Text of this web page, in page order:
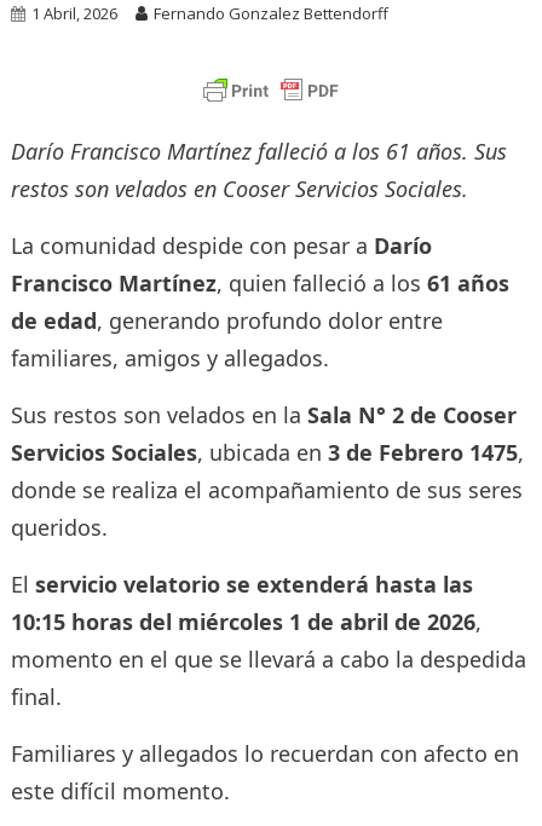
1 Abril, 2026 Fernando Gonzalez Bettendorff
Darío Francisco Martínez falleció a los 61 años. Sus
restos son velados en Cooser Servicios Sociales.
La comunidad despide con pesar a Darío
Francisco Martínez, quien falleció a los 61 años
de edad, generando profundo dolor entre
familiares, amigos y allegados.
Sus restos son velados en la Sala N° 2 de Cooser
Servicios Sociales, ubicada en 3 de Febrero 1475,
donde se realiza el acompañamiento de sus seres
queridos.
El servicio velatorio se extenderá hasta las
10:15 horas del miércoles 1 de abril de 2026,
momento en el que se llevará a cabo la despedida
final.
Familiares y allegados lo recuerdan con afecto en
este difícil momento.